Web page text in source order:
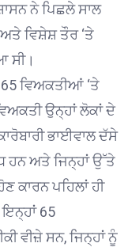
ਨੇ ਪਿਛਲੇ ਸਾਲ
ਵਿਸ਼ੇਸ਼ ਤੌਰ ‘ਤੇ
ਸੀ।
65 ਵਿਅਕਤੀਆਂ ‘ਤੇ
ਉਨ੍ਹਾਂ ਲੋਕਾਂ ਦੇ
ਭਾਈਵਾਲ ਦੱਸੇ
ਹਨ ਅਤੇ ਜਿਨ੍ਹਾਂ ਉੱਤੇ
ਕਾਰਨ ਪਹਿਲਾਂ ਹੀ
65
ਵੀਜ਼ੇ ਸਨ, ਜਿਨ੍ਹਾਂ ਨੂੰ